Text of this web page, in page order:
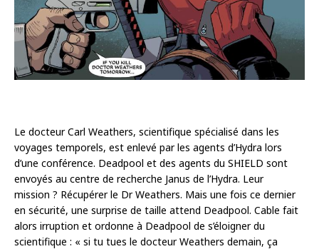
Le docteur Carl Weathers, scientifique spécialisé dans les
voyages temporels, est enlevé par les agents d’Hydra lors
d’une conférence. Deadpool et des agents du SHIELD sont
envoyés au centre de recherche Janus de l’Hydra. Leur
mission ? Récupérer le Dr Weathers. Mais une fois ce dernier
en sécurité, une surprise de taille attend Deadpool. Cable fait
alors irruption et ordonne à Deadpool de s’éloigner du
scientifique : « si tu tues le docteur Weathers demain, ça